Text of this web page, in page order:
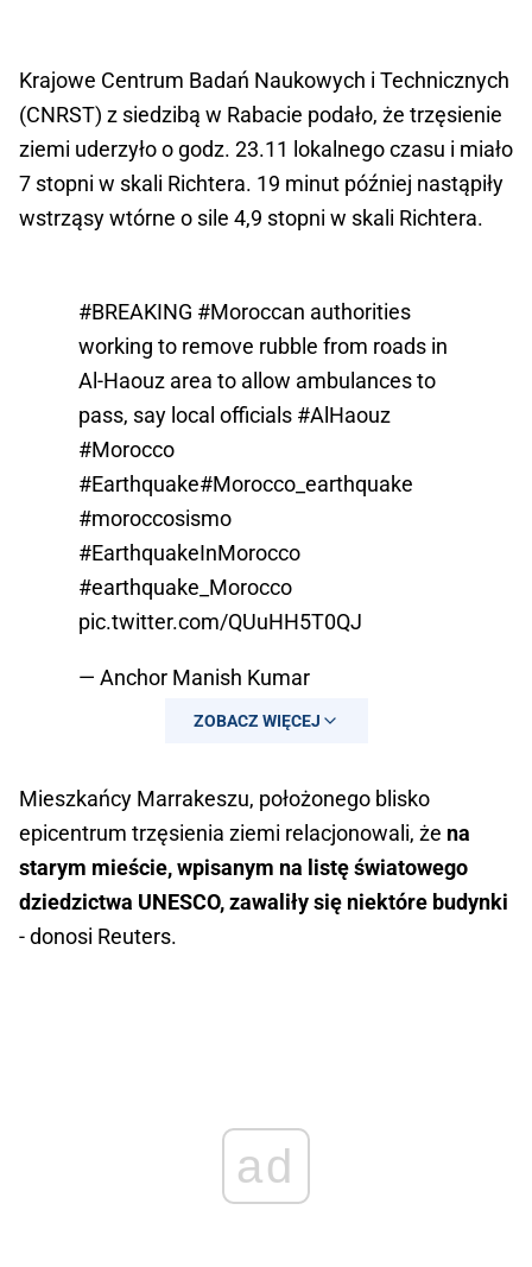
Krajowe Centrum Badań Naukowych i Technicznych
(CNRST) z siedzibą w Rabacie podało, że trzęsienie
ziemi uderzyło o godz. 23.11 lokalnego czasu i miało
7 stopni w skali Richtera. 19 minut później nastąpiły
wstrząsy wtórne o sile 4,9 stopni w skali Richtera.
#BREAKING #Moroccan authorities
working to remove rubble from roads in
Al-Haouz area to allow ambulances to
pass, say local officials #AlHaouz
#Morocco
#Earthquake#Morocco_earthquake
#moroccosismo
#EarthquakeInMorocco
#earthquake_Morocco
pic.twitter.com/QUuHH5T0QJ
— Anchor Manish Kumar
(@manishA20058305)September 9,
ZOBACZ WIĘCEJ
Mieszkańcy Marrakeszu, położonego blisko
epicentrum trzęsienia ziemi relacjonowali, że na
starym mieście, wpisanym na listę światowego
dziedzictwa UNESCO, zawaliły się niektóre budynki
- donosi Reuters.
ad